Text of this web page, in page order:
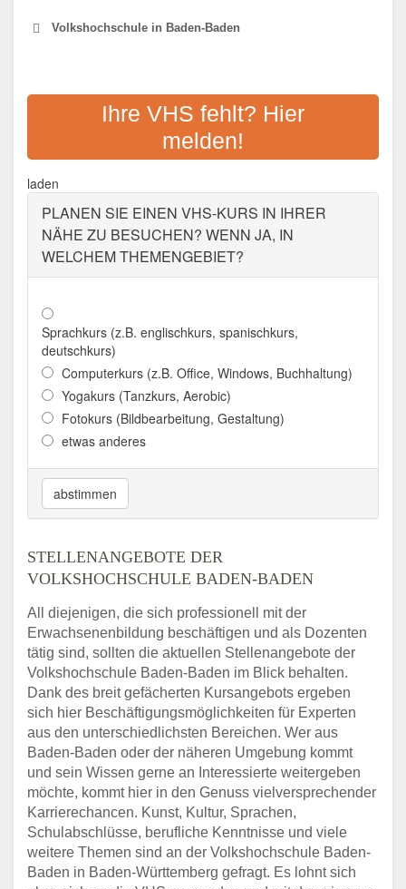
Volkshochschule in Baden-Baden
VOLKSHOCHSCHULE BADEN-
BADEN
Jägerweg 10, 76532 Baden-Baden
Aktualisiert: August 2021
Ihre VHS fehlt? Hier
melden!
laden
PLANEN SIE EINEN VHS-KURS IN IHRER
NÄHE ZU BESUCHEN? WENN JA, IN
WELCHEM THEMENGEBIET?
Sprachkurs (z.B. englischkurs, spanischkurs,
deutschkurs)
Computerkurs (z.B. Office, Windows, Buchhaltung)
Yogakurs (Tanzkurs, Aerobic)
Fotokurs (Bildbearbeitung, Gestaltung)
etwas anderes
abstimmen
STELLENANGEBOTE DER
VOLKSHOCHSCHULE BADEN-BADEN
All diejenigen, die sich professionell mit der
Erwachsenenbildung beschäftigen und als Dozenten
tätig sind, sollten die aktuellen Stellenangebote der
Volkshochschule Baden-Baden im Blick behalten.
Dank des breit gefächerten Kursangebots ergeben
sich hier Beschäftigungsmöglichkeiten für Experten
aus den unterschiedlichsten Bereichen. Wer aus
Baden-Baden oder der näheren Umgebung kommt
und sein Wissen gerne an Interessierte weitergeben
möchte, kommt hier in den Genuss vielversprechender
Karrierechancen. Kunst, Kultur, Sprachen,
Schulabschlüsse, berufliche Kenntnisse und viele
weitere Themen sind an der Volkshochschule Baden-
Baden in Baden-Württemberg gefragt. Es lohnt sich